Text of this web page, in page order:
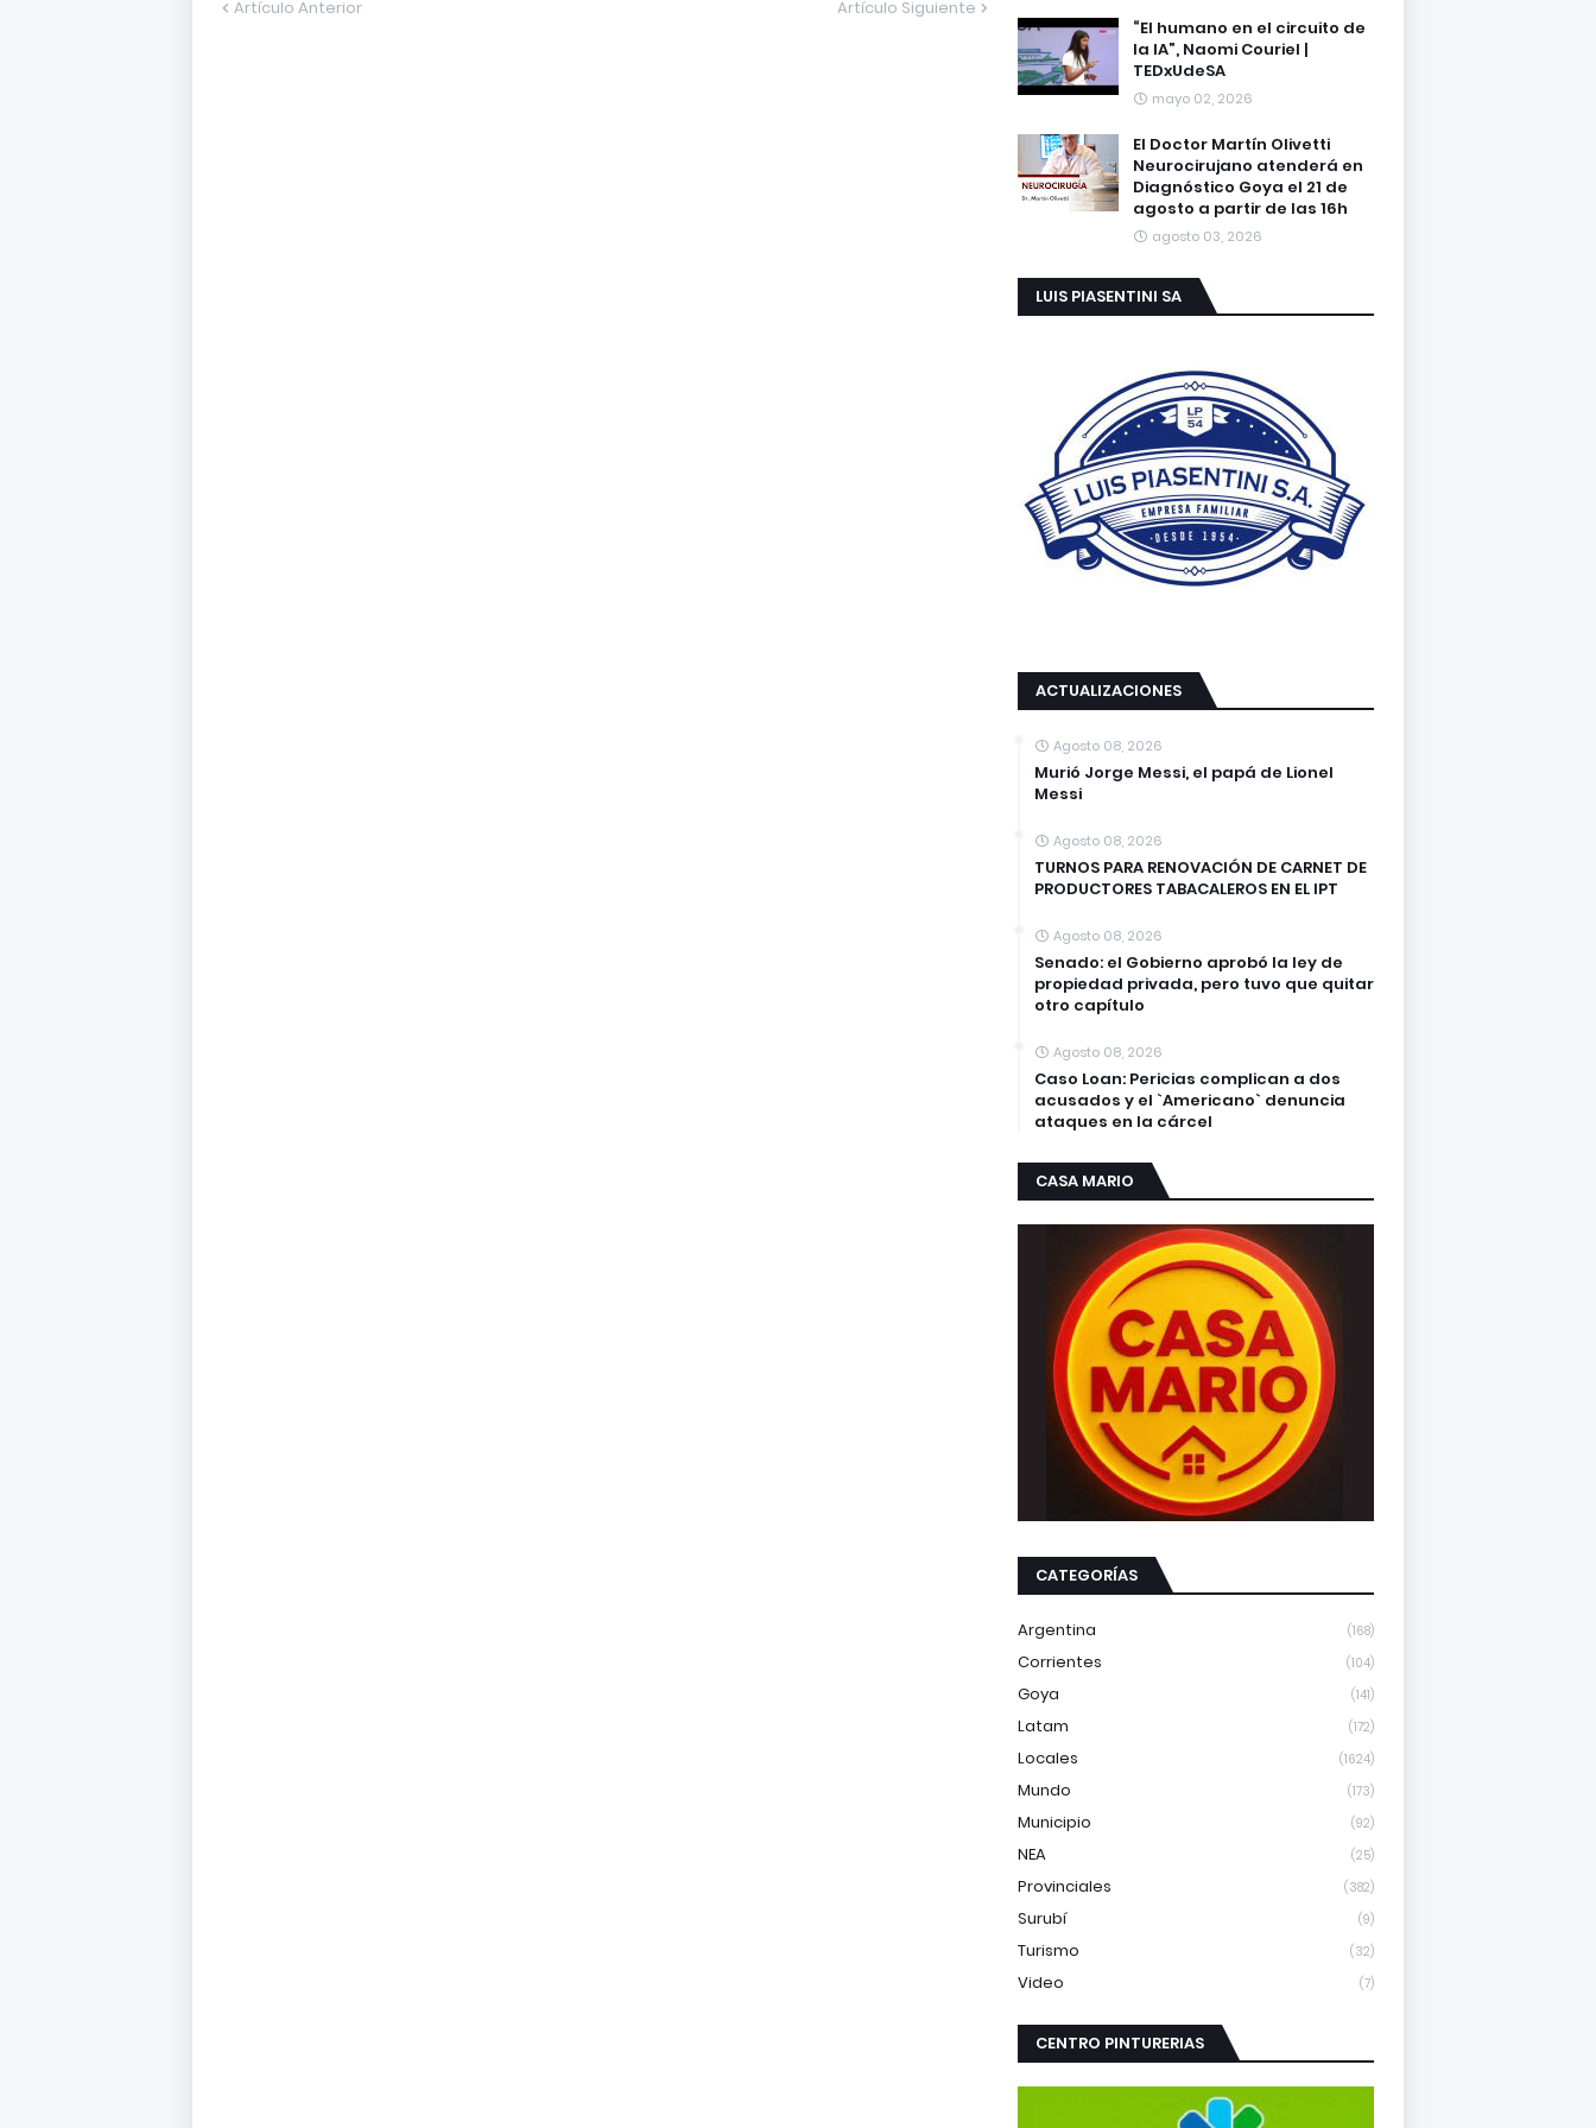
Artículo Anterior
Artículo Siguiente
“El humano en el circuito de
la IA”, Naomi Couriel |
TEDxUdeSA
mayo 02, 2026
El Doctor Martín Olivetti
Neurocirujano atenderá en
Diagnóstico Goya el 21 de
agosto a partir de las 16h
agosto 03, 2026
LUIS PIASENTINI SA
ACTUALIZACIONES
Agosto 08, 2026
Murió Jorge Messi, el papá de Lionel
Messi
Agosto 08, 2026
TURNOS PARA RENOVACIÓN DE CARNET DE
PRODUCTORES TABACALEROS EN EL IPT
Agosto 08, 2026
Senado: el Gobierno aprobó la ley de
propiedad privada, pero tuvo que quitar
otro capítulo
Agosto 08, 2026
Caso Loan: Pericias complican a dos
acusados y el `Americano` denuncia
ataques en la cárcel
CASA MARIO
CATEGORÍAS
Argentina (168)
Corrientes (104)
Goya (141)
Latam (172)
Locales (1624)
Mundo (173)
Municipio (92)
NEA (25)
Provinciales (382)
Surubí (9)
Turismo (32)
Video (7)
CENTRO PINTURERIAS